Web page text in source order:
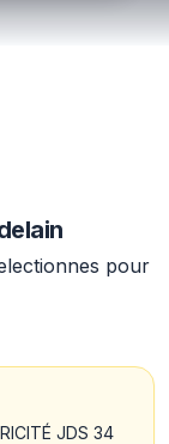
pour
JDS 34